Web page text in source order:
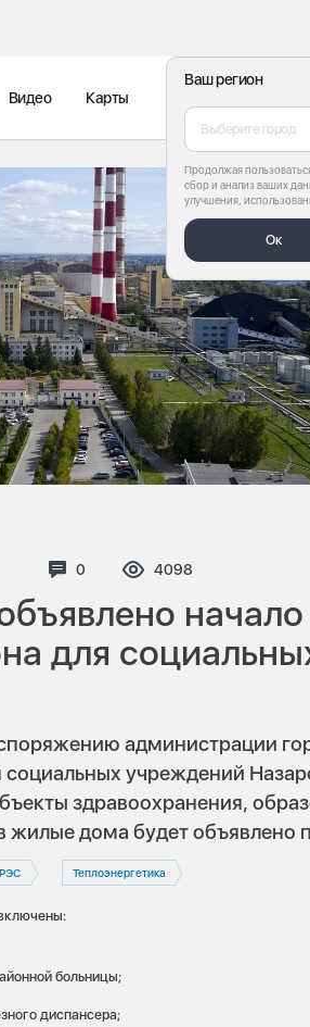
Ваш регион
Выберите город
Продолжая
сбор и анализ ваших
улучшения,
Ок
Видео Карты
Комментариев:
0 Просмотров:
4098
начало
для
администрации
социальных учреждений
здравоохранения,
жилые дома будет объявлено
Теплоэнергетика
больницы;
диспансера;